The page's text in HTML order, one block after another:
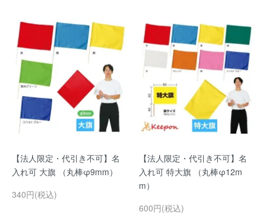
【法人限定・代引き不可】名
入れ可 大旗 （丸棒φ9mm）
340円(税込)
【法人限定・代引き不可】名
入れ可 特大旗 （丸棒φ12m
m）
600円(税込)